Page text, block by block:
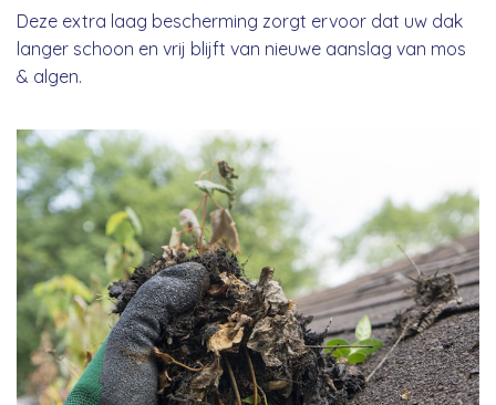
Deze extra laag bescherming zorgt ervoor dat uw dak
langer schoon en vrij blijft van nieuwe aanslag van mos
& algen.